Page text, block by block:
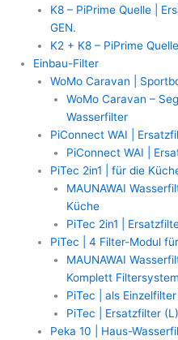
K8 – PiPrime Quelle |
GEN.
K2 + K8 – PiPrime
Einbau-Filter
WoMo Caravan |
WoMo Caravan –
Wasserfilter
PiConnect WAI |
PiConnect WAI |
PiTec 2in1 | für die
MAUNAWAI
Küche
PiTec 2in1 |
PiTec | 4 Filter-Modul
MAUNAWAI
Komplett Filtersystem
PiTec | als
PiTec | Ersatzfilter (L)
Peka 10 | Haus-